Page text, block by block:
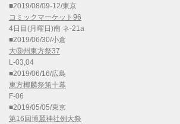
■2019/08/09-12/東京
コミックマーケット96
4日目(月曜日)南 ネ-21a
■2019/06/30/小倉
大⑨州東方祭37
L-03,04
■2019/06/16/広島
東方椰麟祭第十幕
F-06
■2019/05/05/東京
第16回博麗神社例大祭